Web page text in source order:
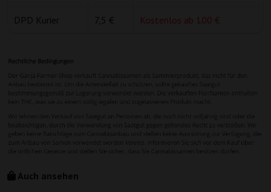
DPD Kurier 7,5 € Kostenlos ab 100 €
Auch ansehen